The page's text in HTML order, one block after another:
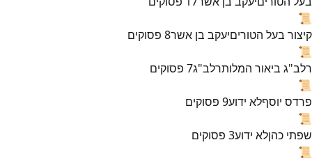
📜
קיצור בעל הטוריםיעקב בן אשר8 פסוקים
📜
רלב"ג ביאור המלותרלב"ג7 פסוקים
📜
פרדס יוסףלא ידוע9 פסוקים
📜
שפתי כהןלא ידוע3 פסוקים
📜